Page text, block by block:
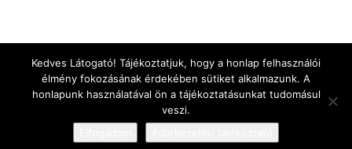
Kedves Látogató! Tájékoztatjuk, hogy a honlap felhasználói
élmény fokozásának érdekében sütiket alkalmazunk. A
honlapunk használatával ön a tájékoztatásunkat tudomásul
veszi.